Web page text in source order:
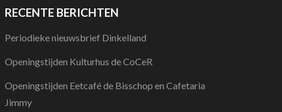
RECENTE BERICHTEN
Periodieke nieuwsbrief Dinkelland
Openingstijden Kulturhus de CoCeR
Openingstijden Eetcafé de Bisschop en Cafetaria
Jimmy